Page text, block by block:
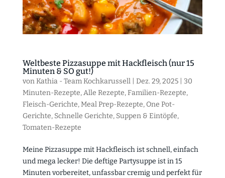
Weltbeste Pizzasuppe mit Hackfleisch (nur 15
Minuten & SO gut!)
vonKathia - Team Kochkarussell| Dez. 29, 2025| 30
Minuten-Rezepte,Alle Rezepte,Familien-Rezepte,
Fleisch-Gerichte,Meal Prep-Rezepte, One Pot-
Gerichte, Schnelle Gerichte, Suppen & Eintöpfe,
Tomaten-Rezepte
Meine Pizzasuppe mit Hackfleisch ist schnell, einfach
und mega lecker! Die deftige Partysuppe ist in 15
Minuten vorbereitet, unfassbar cremig und perfekt für